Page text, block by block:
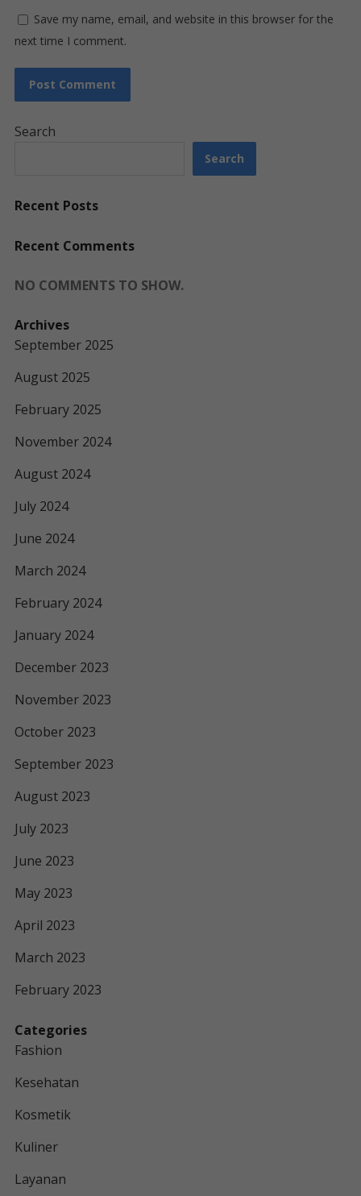
Save my name, email, and website in this browser for the
next time I comment.
Search
Search
Recent Posts
Recent Comments
NO COMMENTS TO SHOW.
Archives
September 2025
August 2025
February 2025
November 2024
August 2024
July 2024
June 2024
March 2024
February 2024
January 2024
December 2023
November 2023
October 2023
September 2023
August 2023
July 2023
June 2023
May 2023
April 2023
March 2023
February 2023
Categories
Fashion
Kesehatan
Kosmetik
Kuliner
Layanan